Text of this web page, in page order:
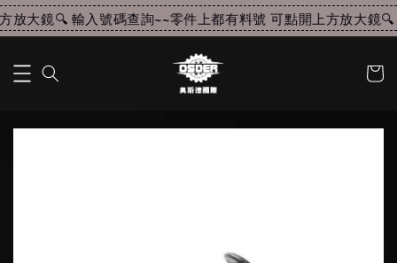
放大鏡🔍 輸入號碼查詢~~零件上都有料號 可點開上方放大鏡🔍